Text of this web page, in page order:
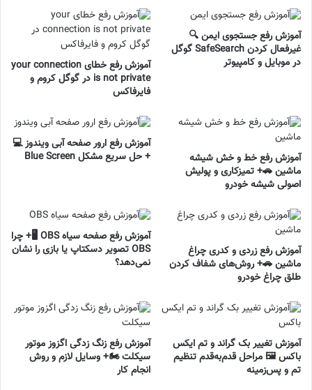
آموزش رفع جستجوی ایمن 🔍
غیرفعال کردن SafeSearch گوگل
در موبایل و کامپیوتر
آموزش رفع خطای your connection
is not private در گوگل کروم و
فایرفاکس
آموزش رفع خط و خش شیشه
ماشین 🚗+ تمیزکاری و پولیش
اصولی شیشه خودرو
آموزش رفع ارور صفحه آبی ویندوز 💻
+ حل سریع مشکل Blue Screen
آموزش رفع زردی و کدری چراغ
ماشین 🚗+ روش‌های شفاف کردن
طلق چراغ خودرو
آموزش رفع صفحه سیاه OBS 🖥️+ چرا
OBS تصویر دسکتاپ یا بازی را نشان
نمی‌دهد؟
آموزش تغییر بک گراند و تم ایکس
باکس 🖼️ مراحل قدم‌به‌قدم تنظیم
تم و پس‌زمینه
آموزش رفع زنگ زدگی اگزوز موتور
سیکلت 🏍️+ وسایل لازم و روش
انجام کار